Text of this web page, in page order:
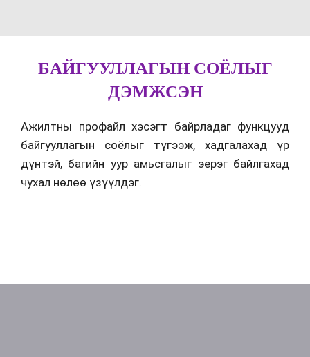
БАЙГУУЛЛАГЫН СОЁЛЫГ
ДЭМЖСЭН
Ажилтны профайл хэсэгт байрладаг функцууд
байгууллагын соёлыг түгээж, хадгалахад үр
дүнтэй, багийн уур амьсгалыг эерэг байлгахад
чухал нөлөө үзүүлдэг.